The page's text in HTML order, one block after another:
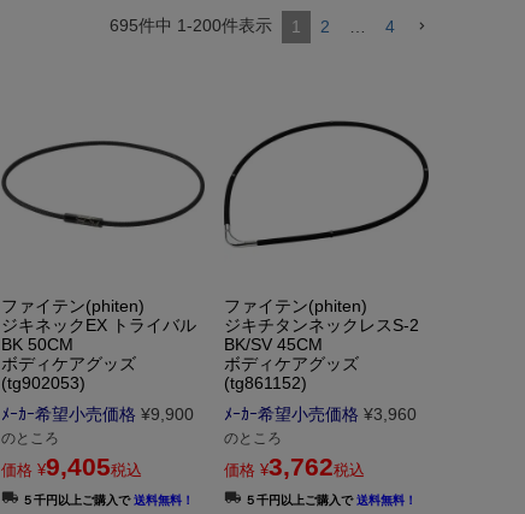
695件中 1-200件表示 1 2 4
ファイテン(phiten)
ジキネックEX トライバル
BK 50CM
ボディケアグッズ
(tg902053)
ﾒｰｶｰ希望小売価格 ¥9,900
のところ
価格 ¥9,405税込
５千円以上ご購入で送料無料！
ファイテン(phiten)
ジキチタンネックレスS-2
BK/SV 45CM
ボディケアグッズ
(tg861152)
ﾒｰｶｰ希望小売価格 ¥3,960
のところ
価格 ¥3,762税込
５千円以上ご購入で送料無料！